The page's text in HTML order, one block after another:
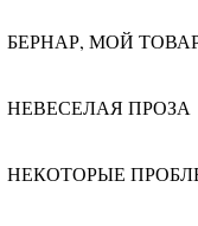
БЕРНАР, МОЙ
НЕВЕСЕЛАЯ ПРОЗА
НЕКОТОРЫЕ